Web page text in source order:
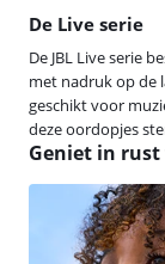
De Live serie
De JBL Live serie
met nadruk op de
geschikt voor
deze oordopjes
Geniet in